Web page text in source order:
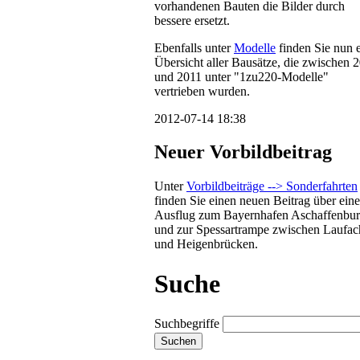
vorhandenen Bauten die Bilder durch
bessere ersetzt.
Ebenfalls unterModelle finden Sie nun
Übersicht aller Bausätze, die zwischen
und 2011 unter "1zu220-Modelle"
vertrieben wurden.
2012-07-14 18:38
Neuer Vorbildbeitrag
UnterVorbildbeiträge --> Sonderfahrten
finden Sie einen neuen Beitrag über
Ausflug zum Bayernhafen
und zur Spessartrampe zwischen
und Heigenbrücken.
Suche
Suchbegriffe